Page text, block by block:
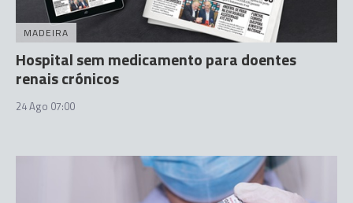
MADEIRA
Hospital sem medicamento para doentes
renais crónicos
24 Ago 07:00